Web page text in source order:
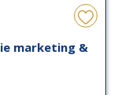
marketing &